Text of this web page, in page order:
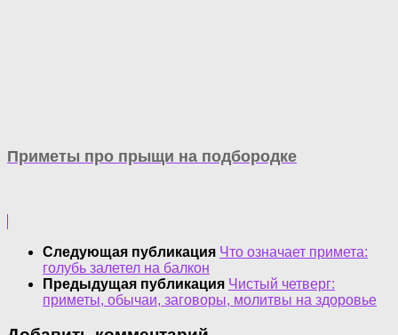
Приметы про прыщи на подбородке
Следующая публикация Что означает примета:
голубь залетел на балкон
Предыдущая публикация Чистый четверг:
приметы, обычаи, заговоры, молитвы на здоровье